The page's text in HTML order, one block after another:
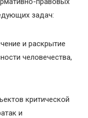
задач:
и раскрытие
человечества,
критической
и